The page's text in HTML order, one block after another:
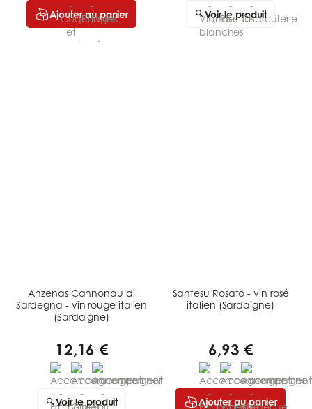
Ajouter au panier Voir le produit
Anzenas Cannonau di
Sardegna - vin rouge italien
(Sardaigne)
12,16 €
Voir le produit
Santesu Rosato - vin rosé
italien (Sardaigne)
6,93 €
Ajouter au panier